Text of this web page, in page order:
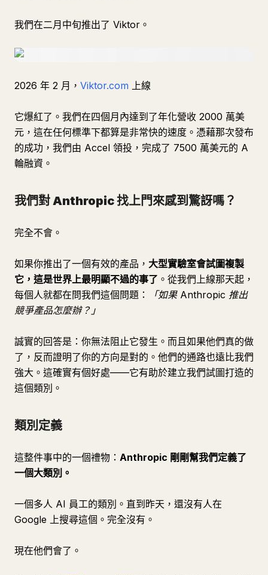
我們在二月中旬推出了 Viktor。
2026 年 2 月， Viktor.com 上線
它爆紅了。我們在四個月內達到了年化營收 2000 萬美
元，這在任何標準下都算是非常快的速度。憑藉那次發布
的成功，我們由 Accel 領投，完成了 7500 萬美元的 A
輪融資。
我們對 Anthropic 找上門來感到驚訝嗎？
完全不會。
如果你推出了一個有效的產品， 大型實驗室會試圖複製
它，這是世界上最明顯不過的事了 。從我們上線那天起，
每個人就都在問我們這個問題：
「如果 Anthropic 推出
競爭產品怎麼辦？」
誠實的回答是：你無法阻止它發生。而且如果他們真的做
了，反而證明了你的方向是對的。他們的通路也遠比我們
強大。這確實有個好處——它有助於建立我們試圖打造的
這個類別。
類別定義
這整件事中的一個禮物： Anthropic 剛剛幫我們定義了
一個大類別。
一個多人 AI 員工的類別。直到昨天，還沒有人在
Google 上搜尋這個。完全沒有。
現在他們會了。